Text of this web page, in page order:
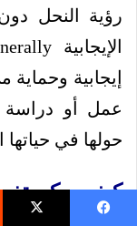
رؤية النحل
إيجابية
عمل أو دراسة
حولها في حياتها
كيف يمكن
للعزباء؟